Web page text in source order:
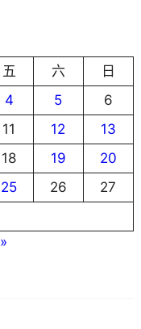
五 六
日
4 5
6
11 12
13
18 19
20
25 26
27